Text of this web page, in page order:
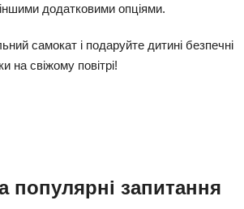
додатковими опціями.
самокат і подаруйте дитині безпечні
на свіжому повітрі!
популярні запитання